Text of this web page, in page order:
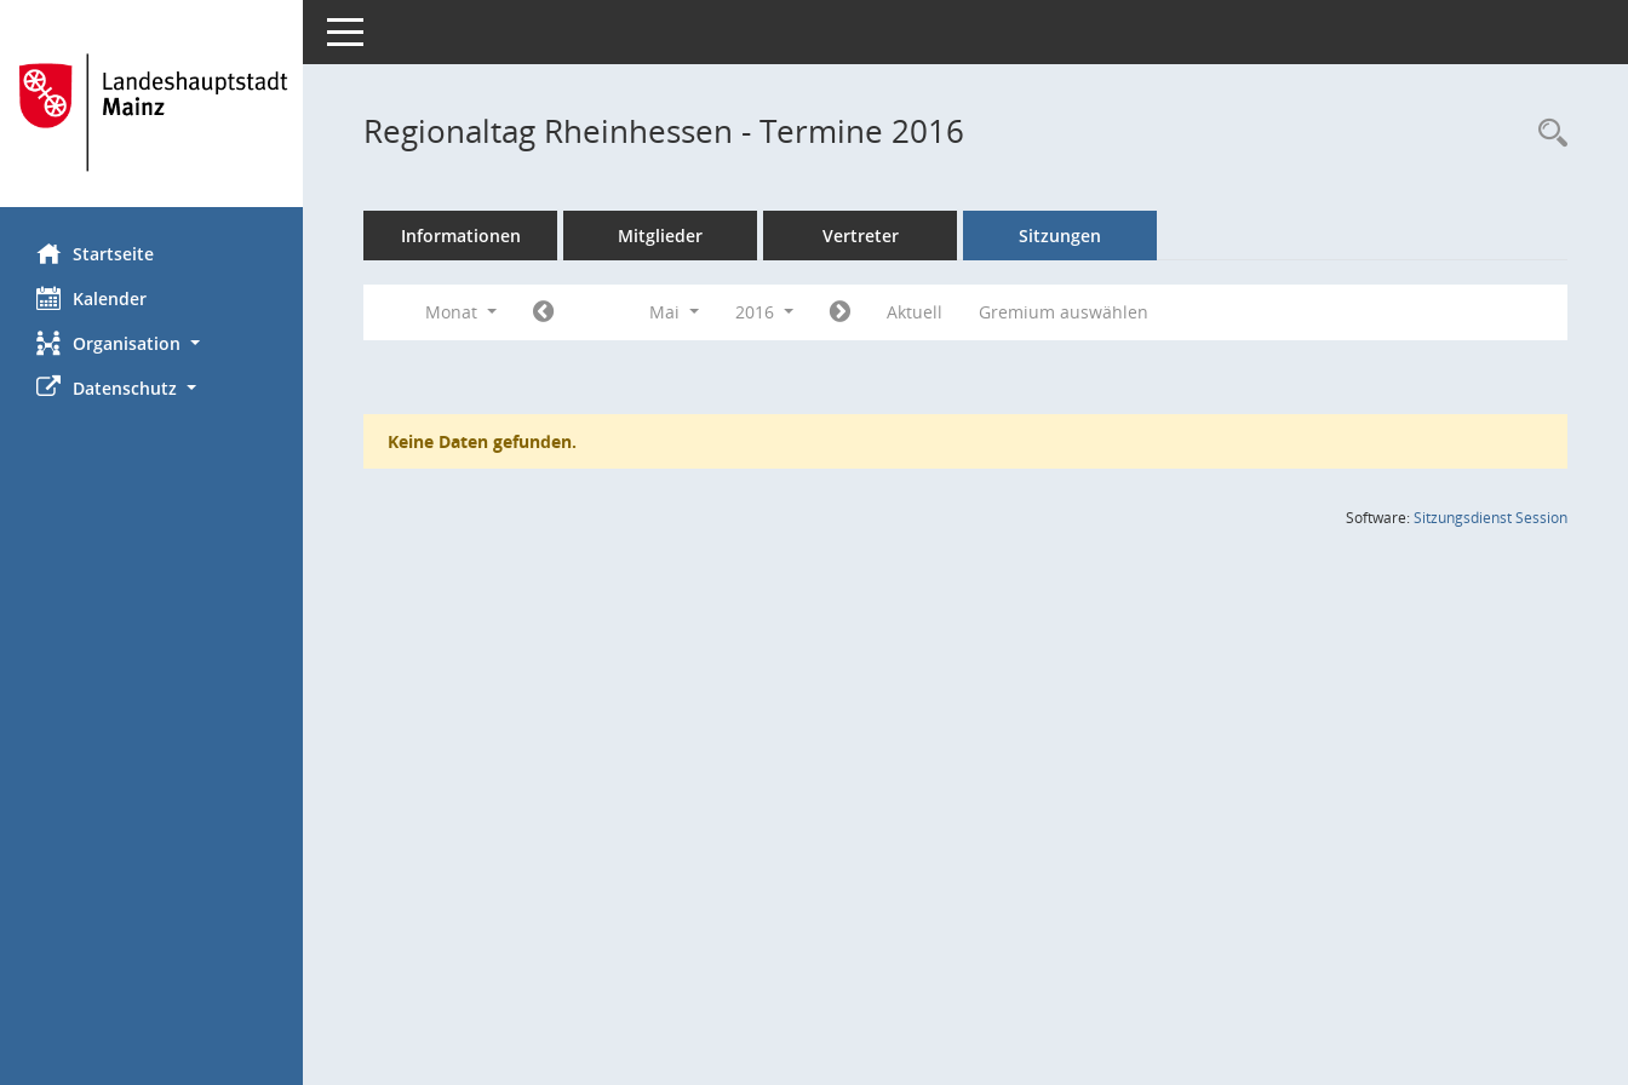
Startseite
Kalender
Organisation
Datenschutz
Toggle navigation
Regionaltag Rheinhessen - Termine 2016
Informationen Mitglieder Vertreter Sitzungen
Monat Mai 2016 Aktuell Gremium auswählen
Keine Daten gefunden.
Software:SitzungsdienstSession(Wird in